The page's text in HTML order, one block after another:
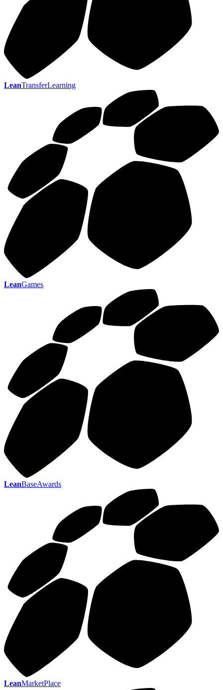
LeanTransferLearning
LeanGames
LeanBaseAwards
LeanMarketPlace